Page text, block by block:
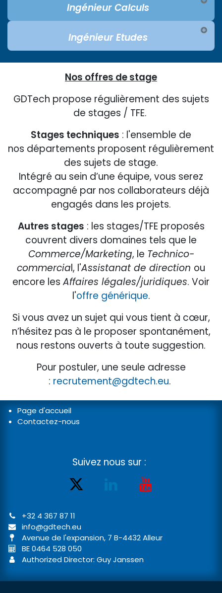
Ingénieur Calculs
Ingénieur Etudes
Nos offres de stage
GDTech propose régulièrement des sujets
de stages / TFE.
Stages techniques : l'ensemble de
nos départements proposent régulièrement
des sujets de stage.
Intégré au sein d’une équipe, vous serez
accompagné par nos collaborateurs déjà
engagés dans les projets.
Autres stages : les stages/TFE proposés
couvrent divers domaines tels que le
Commerce/Marketing, le Technico-
commercial, l'Assistanat de direction ou
encore lesAffaires légales/juridiques. Voir
l'offre générique.
Si vous avez un sujet qui vous tient à cœur,
n’hésitez pas à le proposer spontanément,
nous restons ouverts à toute suggestion.
Pour postuler, une seule adresse
: recrutement@gdtech.eu.
Page d'accueil
Contactez-nous
Suivez nous sur :
+32 4 367 87 11
info@gdtech.eu
Avenue de l'expansion, 7 B-4432 Alleur
BE 0464 528 050
Authorized Director: Guy Janssen